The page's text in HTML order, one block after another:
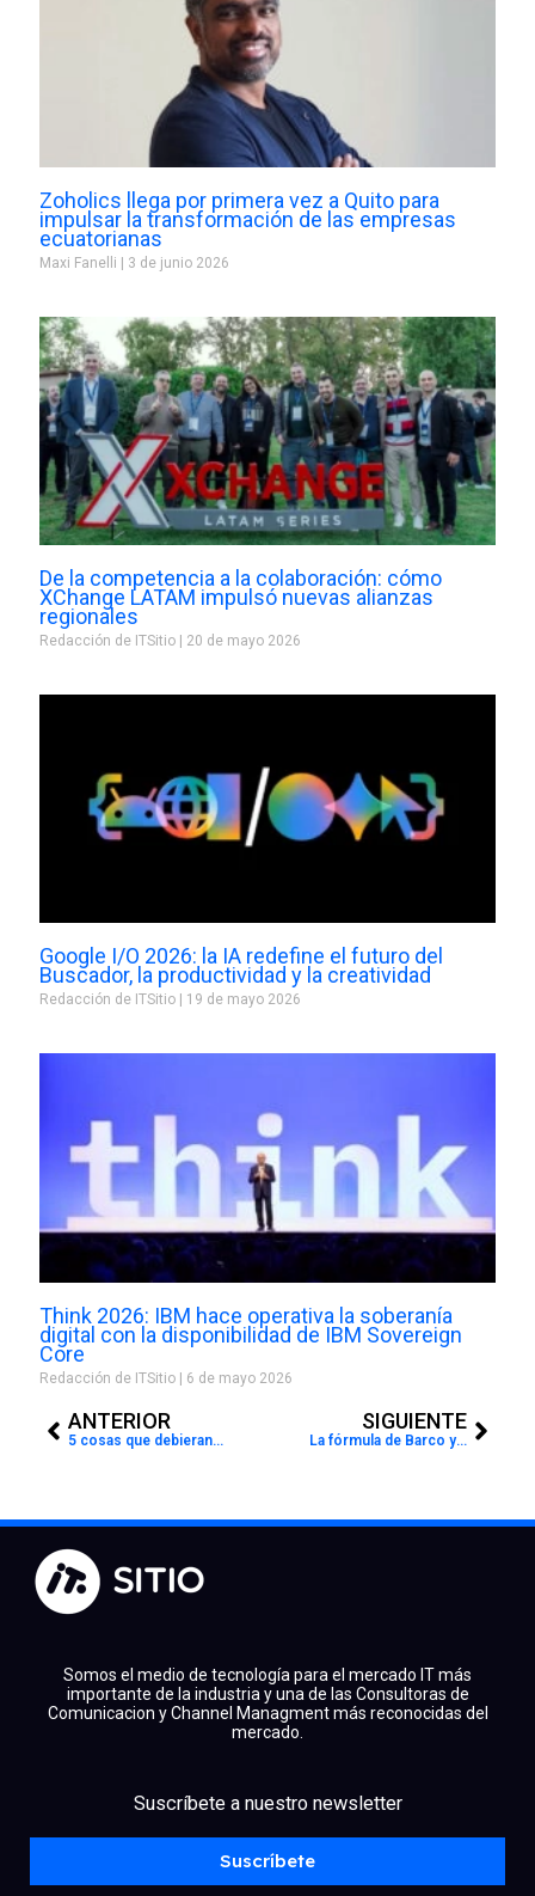
Zoholics llega por primera vez a Quito para
impulsar la transformación de las empresas
ecuatorianas
Maxi Fanelli 3 de junio 2026
De la competencia a la colaboración: cómo
XChange LATAM impulsó nuevas alianzas
regionales
Redacción de ITSitio 20 de mayo 2026
Google I/O 2026: la IA redefine el futuro del
Buscador, la productividad y la creatividad
Redacción de ITSitio 19 de mayo 2026
Think 2026: IBM hace operativa la soberanía
digital con la disponibilidad de IBM Sovereign
Core
Redacción de ITSitio 6 de mayo 2026
ANTERIOR
5 cosas que debieran hacer todas las organizaciones, al tiempo que los atacantes utilizan la IA
SIGUIENTE
La fórmula de Barco y ClickShare para reducir a cero la huella de carbono de sus productos
Somos el medio de tecnología para el mercado IT más
importante de la industria y una de las Consultoras de
Comunicacion y Channel Managment más reconocidas del
mercado.
Suscríbete a nuestro newsletter
Suscríbete
linkedinyoutubeinstagram
spotify